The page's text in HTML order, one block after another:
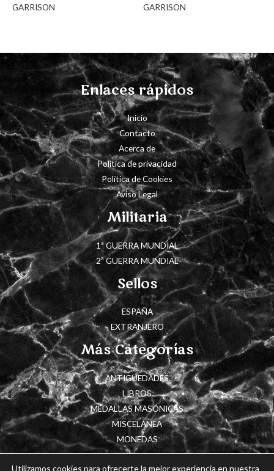
GARRISON
GARRISON
Enlaces rápidos
Inicio
Contacto
Acerca de
Política de privacidad
Política de Cookies
Aviso Legal
Militaria
1ª GUERRA MUNDIAL
2ª GUERRA MUNDIAL
Sellos
ESPAÑA
EXTRANJERO
Más Categorías
ANTIGÜEDADES
LIBROS
MEDALLAS MASÓNICAS
MISCELÁNEA
MONEDAS
Utilizamos cookies para ofrecerte la mejor experiencia en nuestra